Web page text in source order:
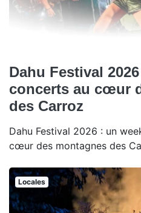
Dahu Festival
concerts au cœur
des Carroz
Dahu Festival 2026 : un
cœur des montagnes des
Locales